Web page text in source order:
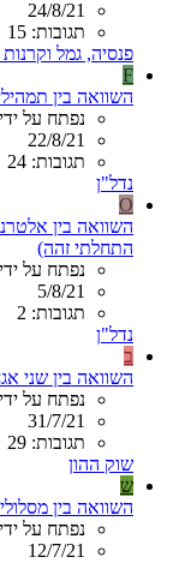
24/8/21
תגובות: 15
פנסיה, גמל
F
השוואה בין
נפתח על ידי fakemake
22/8/21
תגובות: 24
נדל"ן
O
השוואה בין
התחלתי זהה)
נפתח על ידי o_b7
5/8/21
תגובות: 2
נדל"ן
ב
השוואה בין שני
נפתח על ידי
31/7/21
תגובות: 29
שוק ההון
ש
השוואה בין
נפתח על ידי
12/7/21